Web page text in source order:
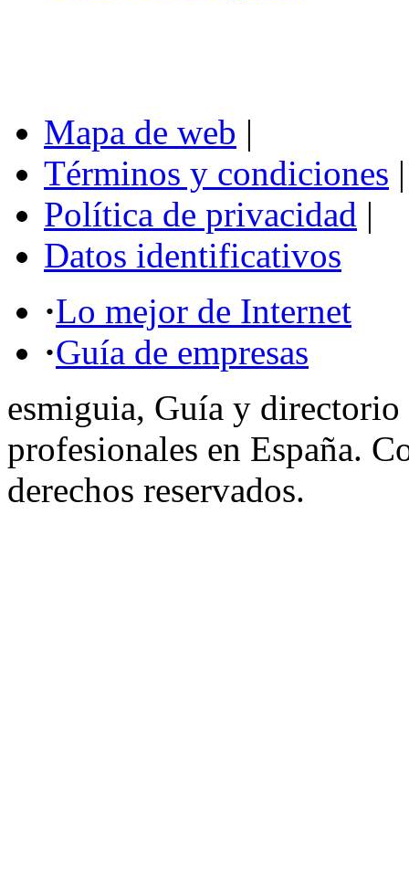
Mapa de web |
Términos y condiciones |
Política de privacidad |
Datos identificativos
·Lo mejor de Internet
·Guía de empresas
esmiguia, Guía y directorio
profesionales en España.
derechos reservados.